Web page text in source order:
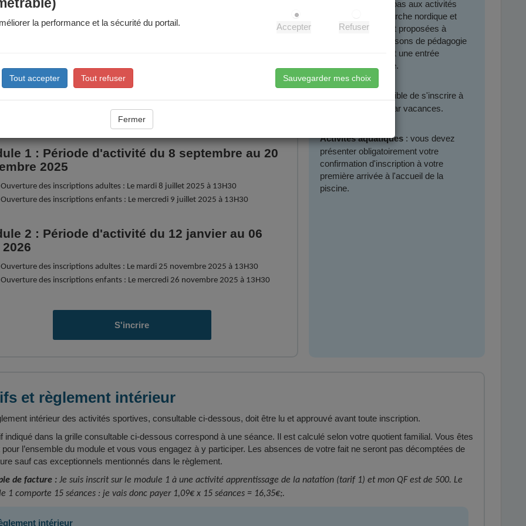
du 06/07 au 10/07 et du 17/08 au 21/08) seront possibles à partir du
juin sur le Portail Famille et en Maison des Habitants (dossier papier)
d'inscription et de radiation : le mercredi qui précède le début du stage
les informations utiles dans les "documents à télécharger
1 : Période d'activité du 8 septembre au 20
2025
Ouverture des inscriptions adultes : Le mardi 8 juillet 2025 à 13H30
Ouverture des inscriptions enfants : Le mercredi 9 juillet 2025 à 13H30
2 : Période d'activité du 12 janvier au 06
Ouverture des inscriptions adultes : Le mardi 25 novembre 2025 à 13H30
Ouverture des inscriptions enfants : Le mercredi 26 novembre 2025 à 13H30
S'incrire
Cela ne s'applique pas aux activités
physique santé, marche nordique et
aquaphobie qui sont proposées à
l’année pour des raisons de pédagogie
et parce qu’elles ont une entrée
sport/santé primaire.
il est possible de s'inscrire à
une seule activité par vacances.
Activités aquatiques: vous devez
présenter obligatoirement votre
confirmation d'inscription à votre
première arrivée à l'accueil de la
piscine.
et règlement intérieur
intérieur des activités sportives, consultable ci-dessous, doit être lu et approuvé avant toute inscription.
indiqué dans la grille consultable ci-dessous correspond à une séance. Il est calculé selon votre quotient familial. Vous êtes
pour l’ensemble du module et vous vous engagez à y participer. Les absences de votre fait ne seront pas décomptées de
sauf cas exceptionnels mentionnés dans le règlement.
de facture :Je suis inscrit sur le module 1 à une activité apprentissage de la natation (tarif 1) et mon QF est de 500. Le
1 comporte 15 séances : je vais donc payer 1,09€ x 15 séances = 16,35€;.
intérieur
la performance et la sécurité du portail. Accepter Refuser
Tout accepter Tout refuser Sauvegarder mes choix
Fermer